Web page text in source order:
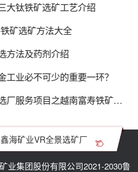
大钛铁矿选矿工艺介绍
矿选矿方法大全
方法及药剂介绍
工业必不可少的重要一环？
务项目之越南富寿铁矿磁选生产线
鑫海矿业VR全景选矿厂
业集团股份有限公司2021-2030鲁